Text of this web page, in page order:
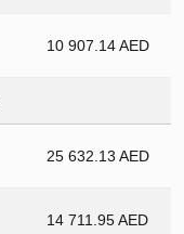
10 907.14 AED
25 632.13 AED
14 711.95 AED